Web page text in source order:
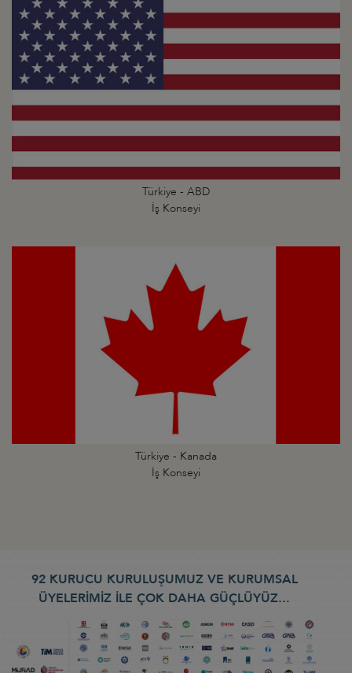
Türkiye - ABD
İş Konseyi
Türkiye - Kanada
İş Konseyi
92 KURUCU KURULUŞUMUZ VE KURUMSAL
ÜYELERİMİZ İLE ÇOK DAHA GÜÇLÜYÜZ...